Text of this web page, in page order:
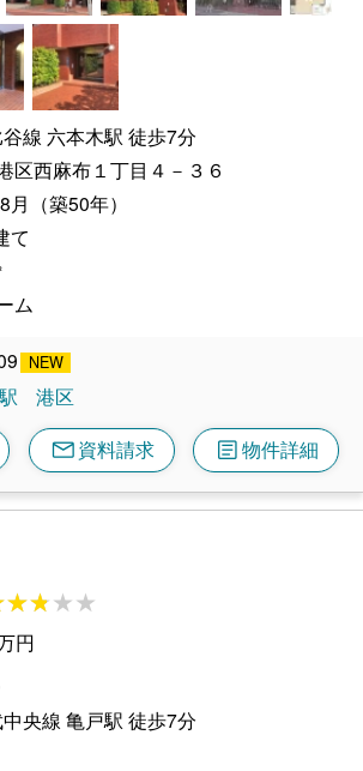
谷線 六本木駅 徒歩7分
区西麻布１丁目４－３６
月（築50年）
て
ム
港区
mail資料請求 article物件詳細
円
央線 亀戸駅 徒歩7分